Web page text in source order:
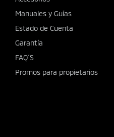
Manuales y Guías
Estado de Cuenta
Garantía
FAQ´S
Promos para propietarios